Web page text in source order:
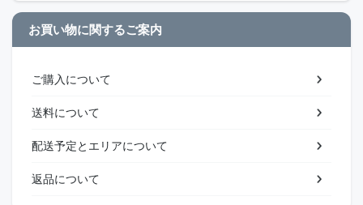
お買い物に関するご案内
ご購入について
送料について
配送予定とエリアについて
返品について